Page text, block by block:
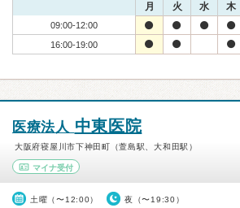
月 火 水 木
09:00-12:00
16:00-19:00
医療法人 中東医院
大阪府寝屋川市下神田町（萱島駅、大和田駅）
マイナ受付
土曜（〜12:00） 夜（〜19:30）